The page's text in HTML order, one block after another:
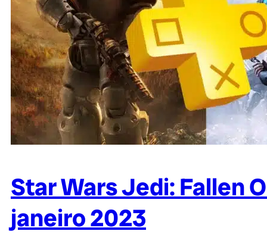
Star Wars Jedi: Fallen
janeiro 2023